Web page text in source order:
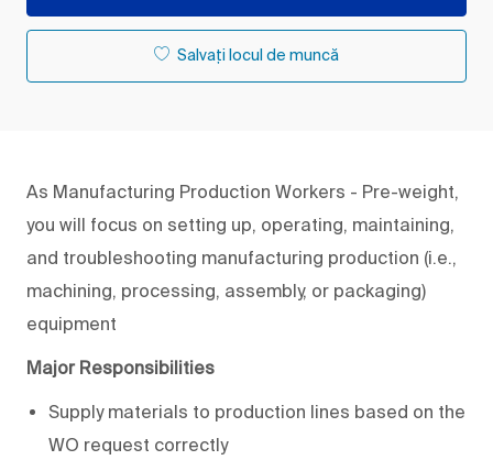
Salvați locul de muncă
As Manufacturing Production Workers - Pre-weight,
you will focus on setting up, operating, maintaining,
and troubleshooting manufacturing production (i.e.,
machining, processing, assembly, or packaging)
equipment
Major Responsibilities
Supply materials to production lines based on the
WO request correctly